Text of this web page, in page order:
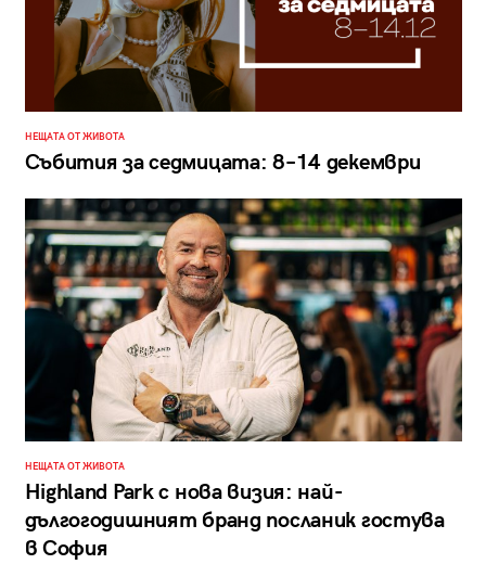
НЕЩАТА ОТ ЖИВОТА
Събития за седмицата: 8–14 декември
НЕЩАТА ОТ ЖИВОТА
Highland Park с нова визия: най-
дългогодишният бранд посланик гостува
в София